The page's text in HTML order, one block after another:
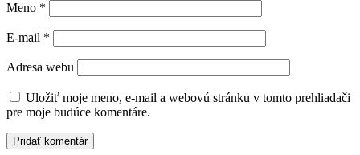
Meno *
E-mail *
Adresa webu
Uložiť moje meno, e-mail a webovú stránku v tomto prehliadači
pre moje budúce komentáre.